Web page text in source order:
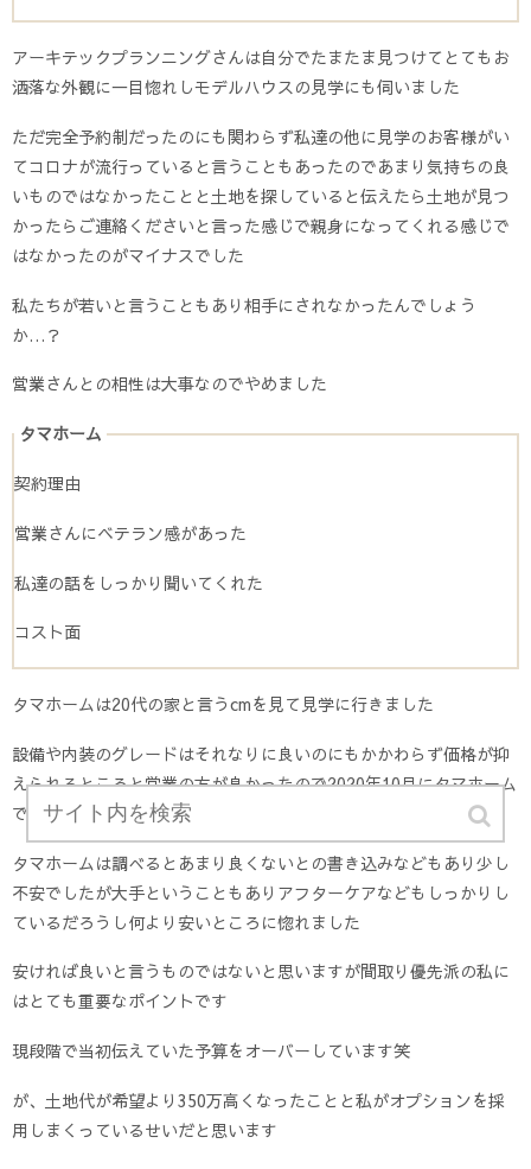
アーキテックプランニングさんは自分でたまたま見つけてとてもお
洒落な外観に一目惚れしモデルハウスの見学にも伺いました
ただ完全予約制だったのにも関わらず私達の他に見学のお客様がい
てコロナが流行っていると言うこともあったのであまり気持ちの良
いものではなかったことと土地を探していると伝えたら土地が見つ
かったらご連絡くださいと言った感じで親身になってくれる感じで
はなかったのがマイナスでした
私たちが若いと言うこともあり相手にされなかったんでしょう
か…？
営業さんとの相性は大事なのでやめました
タマホーム
契約理由
営業さんにベテラン感があった
私達の話をしっかり聞いてくれた
コスト面
タマホームは20代の家と言うcmを見て見学に行きました
設備や内装のグレードはそれなりに良いのにもかかわらず価格が抑
えられるところと営業の方が良かったので2020年10月にタマホーム
で契約をしました
タマホームは調べるとあまり良くないとの書き込みなどもあり少し
不安でしたが大手ということもありアフターケアなどもしっかりし
ているだろうし何より安いところに惚れました
安ければ良いと言うものではないと思いますが間取り優先派の私に
はとても重要なポイントです
現段階で当初伝えていた予算をオーバーしています笑
が、土地代が希望より350万高くなったことと私がオプションを採
用しまくっているせいだと思います